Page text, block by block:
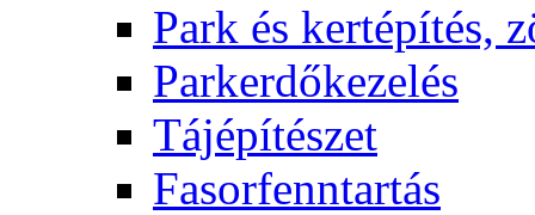
Park és kertépítés,
Parkerdőkezelés
Tájépítészet
Fasorfenntartás